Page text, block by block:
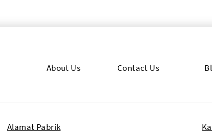
About Us Contact Us
Alamat Pabrik